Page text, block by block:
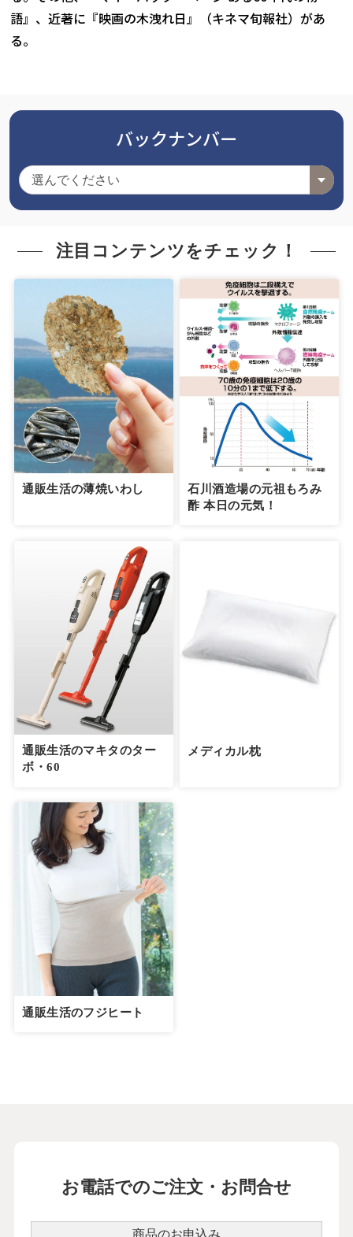
語』、近著に『映画の木洩れ日』（キネマ旬報社）があ
る。
バックナンバー
注目コンテンツをチェック！
通販生活の薄焼いわし
石川酒造場の元祖もろみ
酢 本日の元気！
通販生活のマキタのター
ボ・60
メディカル枕
通販生活のフジヒート
お電話でのご注文・お問合せ